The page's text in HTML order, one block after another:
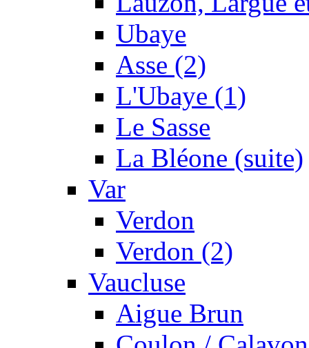
Ubaye
Asse (2)
L'Ubaye (1)
Le Sasse
La Bléone (suite)
Var
Verdon
Verdon (2)
Vaucluse
Aigue Brun